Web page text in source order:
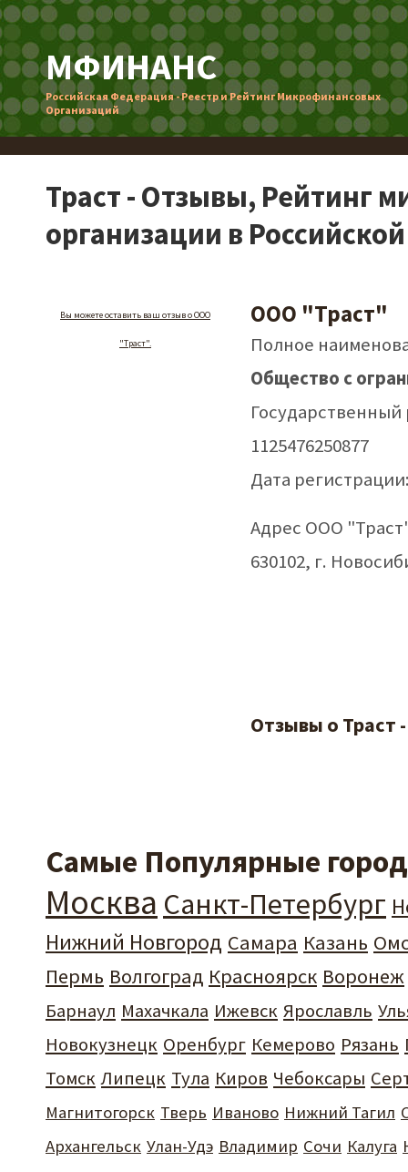
МФИНАНС
Российская Федерация - Реестр и Рейтинг Микрофинансовых
Организаций
Траст - Отзывы, Рейтинг
организации в
Вы можете оставить ваш отзыв о ООО
"Траст".
ООО "Траст"
Полное
Общество с
1125476250877
Дата
Адрес ООО
630102, г.
Отзывы о Траст
Самые Популярные
Москва Санкт-Петербург
Нижний Новгород Самара Казань
Пермь Волгоград Красноярск Воронеж
Барнаул Махачкала Ижевск Ярославль
Новокузнецк Оренбург Кемерово Рязань
Томск Липецк Тула Киров Чебоксары
Магнитогорск Тверь Иваново Нижний Тагил
Архангельск Улан-Удэ Владимир Сочи Калуга